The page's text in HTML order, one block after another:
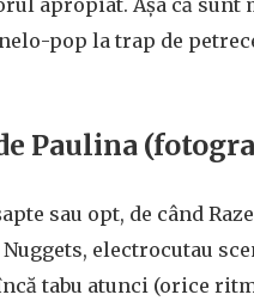
pop la trap de
Paulina
sau opt, de când
electrocutau
tabu atunci (orice